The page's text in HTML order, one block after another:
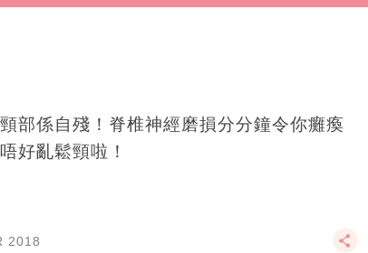
部係自殘！脊椎神經磨損分分鐘令你癱瘓
好亂鬆頸啦！
2018